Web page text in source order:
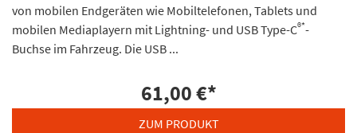
von mobilen Endgeräten wie Mobiltelefonen, Tablets und
mobilen Mediaplayern mit Lightning- und USB Type-C®*-
Buchse im Fahrzeug. Die USB ...
61,00 €*
ZUM PRODUKT